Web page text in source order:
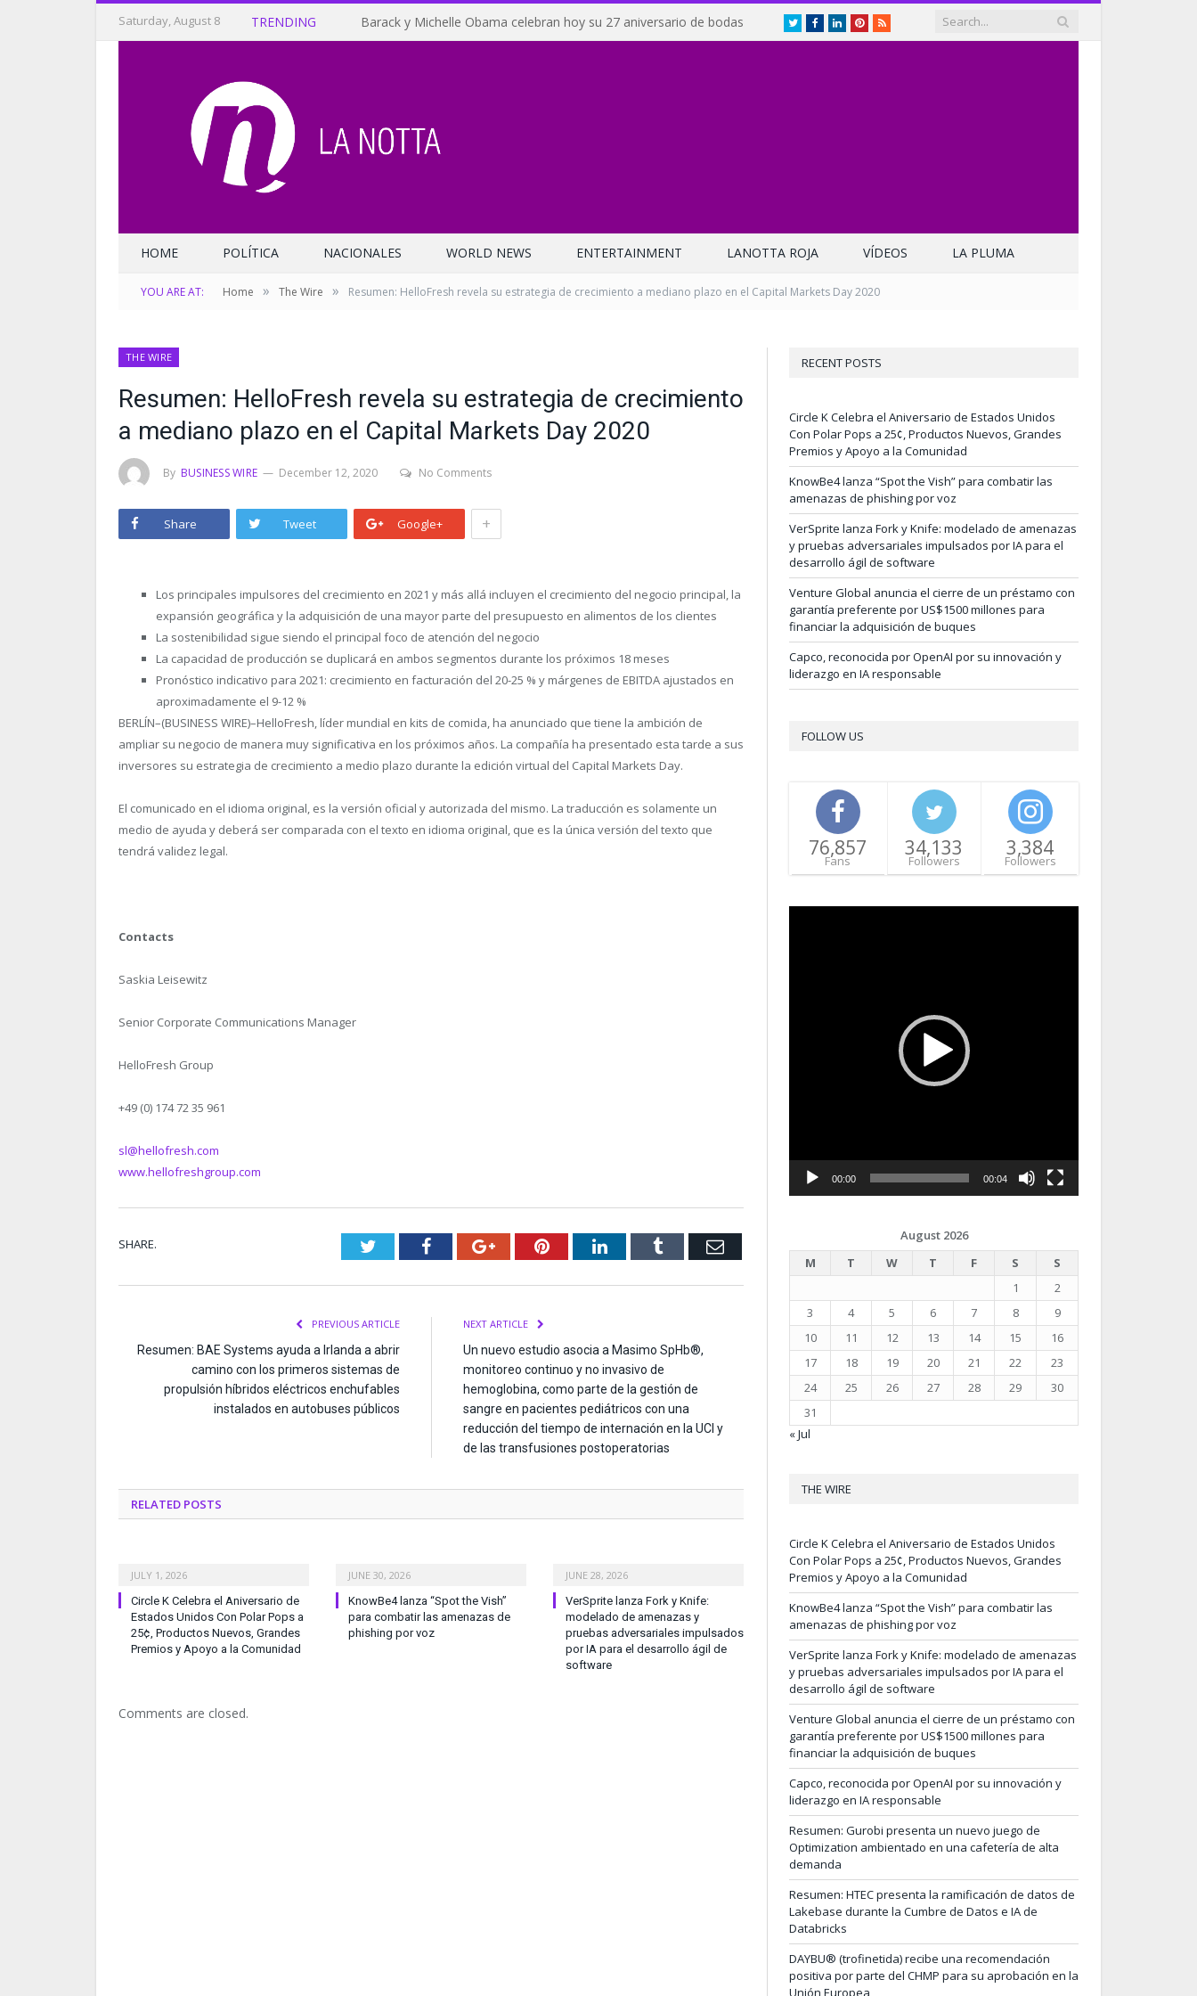
Saturday, August 8 TRENDING Barack y Michelle Obama celebran hoy su 27 aniversario de bodas TwitterFacebookLinkedInPinterest
RSS
HOME POLÍTICA NACIONALES WORLD NEWS ENTERTAINMENT LANOTTA ROJA VÍDEOS LA PLUMA
YOU ARE AT: Home » The Wire » Resumen: HelloFresh revela su estrategia de crecimiento a mediano plazo en el Capital Markets Day 2020
THE WIRE
Resumen: HelloFresh revela su estrategia de crecimiento
a mediano plazo en el Capital Markets Day 2020
By BUSINESS WIRE December 12, 2020 No Comments
Share Tweet Google+ +
Los principales impulsores del crecimiento en 2021 y más allá incluyen el crecimiento del negocio principal, la
expansión geográfica y la adquisición de una mayor parte del presupuesto en alimentos de los clientes
La sostenibilidad sigue siendo el principal foco de atención del negocio
La capacidad de producción se duplicará en ambos segmentos durante los próximos 18 meses
Pronóstico indicativo para 2021: crecimiento en facturación del 20-25 % y márgenes de EBITDA ajustados en
aproximadamente el 9-12 %
BERLÍN–(BUSINESS WIRE)–HelloFresh, líder mundial en kits de comida, ha anunciado que tiene la ambición de
ampliar su negocio de manera muy significativa en los próximos años. La compañía ha presentado esta tarde a sus
inversores su estrategia de crecimiento a medio plazo durante la edición virtual del Capital Markets Day.
El comunicado en el idioma original, es la versión oficial y autorizada del mismo. La traducción es solamente un
medio de ayuda y deberá ser comparada con el texto en idioma original, que es la única versión del texto que
tendrá validez legal.
Contacts
Saskia Leisewitz
Senior Corporate Communications Manager
HelloFresh Group
+49 (0) 174 72 35 961
sl@hellofresh.com
www.hellofreshgroup.com
SHARE. TwitterFacebookGoogle+PinterestLinkedInTumblr Email
PREVIOUS ARTICLE
Resumen: BAE Systems ayuda a Irlanda a abrir
camino con los primeros sistemas de
propulsión híbridos eléctricos enchufables
instalados en autobuses públicos
NEXT ARTICLE
Un nuevo estudio asocia a Masimo SpHb®,
monitoreo continuo y no invasivo de
hemoglobina, como parte de la gestión de
sangre en pacientes pediátricos con una
reducción del tiempo de internación en la UCI y
de las transfusiones postoperatorias
RELATED POSTS
JULY 1, 2026
Circle K Celebra el Aniversario de
Estados Unidos Con Polar Pops a
25¢, Productos Nuevos, Grandes
Premios y Apoyo a la Comunidad
JUNE 30, 2026
KnowBe4 lanza “Spot the Vish”
para combatir las amenazas de
phishing por voz
JUNE 28, 2026
VerSprite lanza Fork y Knife:
modelado de amenazas y
pruebas adversariales impulsados
por IA para el desarrollo ágil de
software
Comments are closed.
RECENT POSTS
Circle K Celebra el Aniversario de Estados Unidos
Con Polar Pops a 25¢, Productos Nuevos, Grandes
Premios y Apoyo a la Comunidad
KnowBe4 lanza “Spot the Vish” para combatir las
amenazas de phishing por voz
VerSprite lanza Fork y Knife: modelado de amenazas
y pruebas adversariales impulsados por IA para el
desarrollo ágil de software
Venture Global anuncia el cierre de un préstamo con
garantía preferente por US$1500 millones para
financiar la adquisición de buques
Capco, reconocida por OpenAI por su innovación y
liderazgo en IA responsable
FOLLOW US
76,857
Fans
34,133
Followers
3,384
Followers
00:00 00:04
August 2026
M
T W T F S
S
1
2
3
4 5 6 7 8
9
10
11 12 13 14 15
16
17
18 19 20 21 22
23
24
25 26 27 28 29
30
31
« Jul
THE WIRE
Circle K Celebra el Aniversario de Estados Unidos
Con Polar Pops a 25¢, Productos Nuevos, Grandes
Premios y Apoyo a la Comunidad
KnowBe4 lanza “Spot the Vish” para combatir las
amenazas de phishing por voz
VerSprite lanza Fork y Knife: modelado de amenazas
y pruebas adversariales impulsados por IA para el
desarrollo ágil de software
Venture Global anuncia el cierre de un préstamo con
garantía preferente por US$1500 millones para
financiar la adquisición de buques
Capco, reconocida por OpenAI por su innovación y
liderazgo en IA responsable
Resumen: Gurobi presenta un nuevo juego de
Optimization ambientado en una cafetería de alta
demanda
Resumen: HTEC presenta la ramificación de datos de
Lakebase durante la Cumbre de Datos e IA de
Databricks
DAYBU® (trofinetida) recibe una recomendación
positiva por parte del CHMP para su aprobación en la
Unión Europea